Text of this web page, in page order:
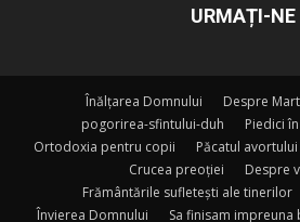
URMAȚI-NE
Înălțarea Domnului
Despre
pogorirea-sfintului-duh
Piedici
Ortodoxia pentru copii
Păcatul avortului
Crucea preoției
Despre
Frământările sufletești ale tinerilor
Învierea Domnului
Sa finisam impreuna